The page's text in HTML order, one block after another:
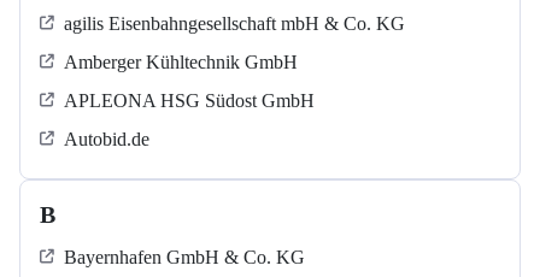
agilis Eisenbahngesellschaft mbH & Co. KG
Amberger Kühltechnik GmbH
APLEONA HSG Südost GmbH
Autobid.de
B
Bayernhafen GmbH & Co. KG